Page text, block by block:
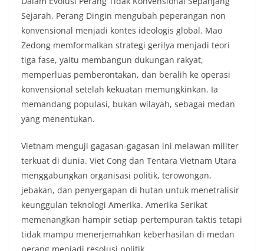
Sejarah, Perang Dingin mengubah peperangan non
konvensional menjadi kontes ideologis global. Mao
Zedong memformalkan strategi gerilya menjadi teori
tiga fase, yaitu membangun dukungan rakyat,
memperluas pemberontakan, dan beralih ke operasi
konvensional setelah kekuatan memungkinkan. Ia
memandang populasi, bukan wilayah, sebagai medan
yang menentukan.
Vietnam menguji gagasan-gagasan ini melawan militer
terkuat di dunia. Viet Cong dan Tentara Vietnam Utara
menggabungkan organisasi politik, terowongan,
jebakan, dan penyergapan di hutan untuk menetralisir
keunggulan teknologi Amerika. Amerika Serikat
memenangkan hampir setiap pertempuran taktis tetapi
tidak mampu menerjemahkan keberhasilan di medan